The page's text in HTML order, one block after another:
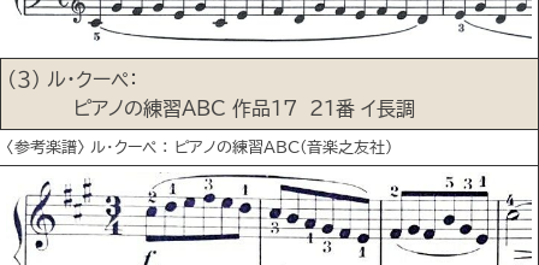
(３) ル･クーペ：
ピアノの練習ABC 作品17 21番 イ長調
〈参考楽譜〉 ル･クーペ ： ピアノの練習ABC(音楽之友社)